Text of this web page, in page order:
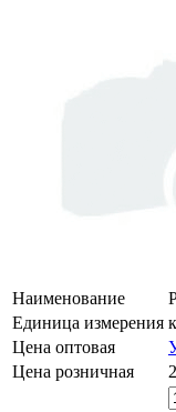
Наименование
Единица измерения
Цена оптовая
Цена розничная